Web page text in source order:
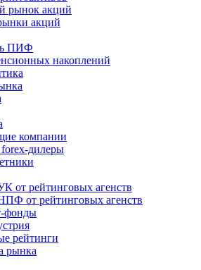
рынок акций
акций
ПИФ
накоплений
компании
дилеры
от рейтинговых агенств
от рейтинговых агенств
фонды
рейтинги
рынка